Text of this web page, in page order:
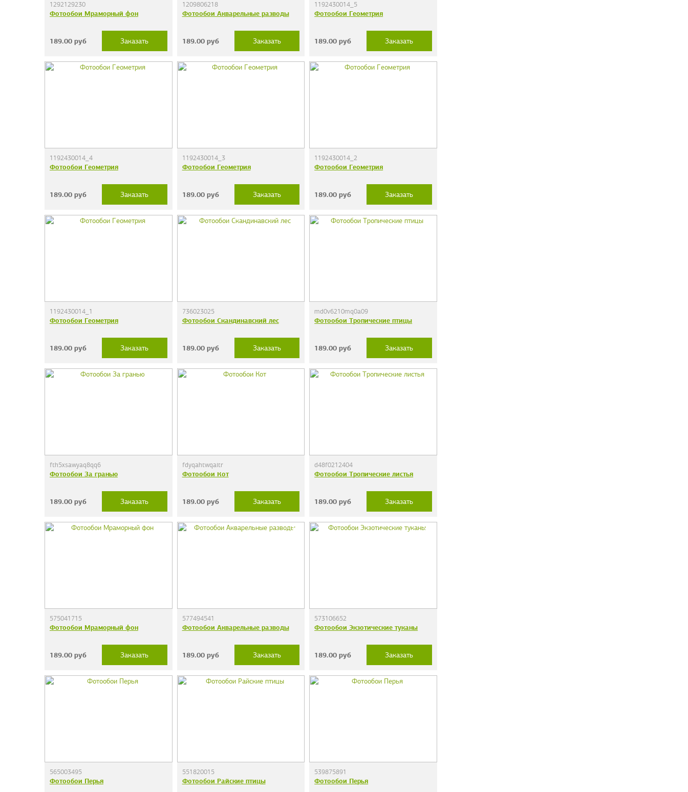
1292129230
Фотообои Мраморный фон
189.00руб Заказать
1209806218
Фотообои Акварельные разводы
189.00руб Заказать
1192430014_5
Фотообои Геометрия
189.00 руб Заказать
1192430014_4
Фотообои Геометрия
189.00руб Заказать
1192430014_3
Фотообои Геометрия
189.00руб Заказать
1192430014_2
Фотообои Геометрия
189.00 руб Заказать
1192430014_1
Фотообои Геометрия
189.00руб Заказать
736023025
Фотообои Скандинавский лес
189.00руб Заказать
md0v6210mq0a09
Фотообои Тропические птицы
189.00 руб Заказать
fth5xsawyaq8qq6
Фотообои За гранью
189.00руб Заказать
fdyqahtwqaitr
Фотообои Кот
189.00руб Заказать
d48f0212404
Фотообои Тропические листья
189.00 руб Заказать
575041715
Фотообои Мраморный фон
189.00руб Заказать
577494541
Фотообои Акварельные разводы
189.00руб Заказать
573106652
Фотообои Экзотические туканы
189.00 руб Заказать
565003495
Фотообои Перья
551820015
Фотообои Райские птицы
539875891
Фотообои Перья